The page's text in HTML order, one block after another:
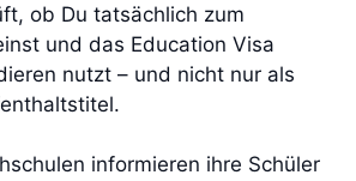
ob Du tatsächlich zum
und das Education Visa
nutzt – und nicht nur als
informieren ihre Schüler